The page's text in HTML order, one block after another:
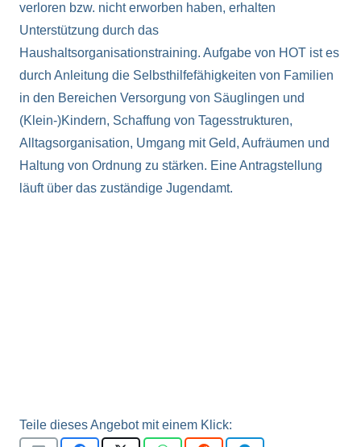
verloren bzw. nicht erworben haben, erhalten
Unterstützung durch das
Haushaltsorganisationstraining. Aufgabe von HOT ist es
durch Anleitung die Selbsthilfefähigkeiten von Familien
in den Bereichen Versorgung von Säuglingen und
(Klein-)Kindern, Schaffung von Tagesstrukturen,
Alltagsorganisation, Umgang mit Geld, Aufräumen und
Haltung von Ordnung zu stärken. Eine Antragstellung
läuft über das zuständige Jugendamt.
Teile dieses Angebot mit einem Klick: